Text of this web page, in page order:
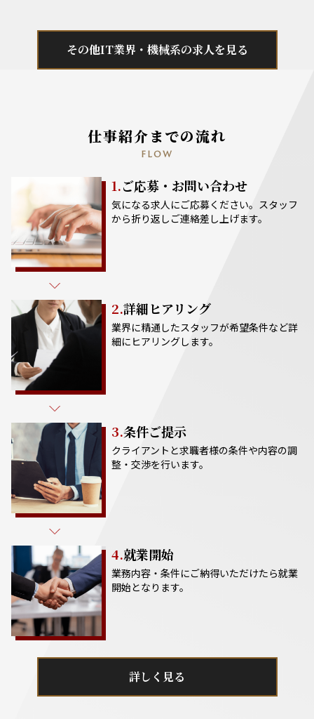
その他IT業界・機械系の求人を見る
仕事紹介までの流れ
FLOW
1.ご応募・お問い合わせ
気になる求人にご応募ください。スタッフ
から折り返しご連絡差し上げます。
2.詳細ヒアリング
業界に精通したスタッフが希望条件など詳
細にヒアリングします。
3.条件ご提示
クライアントと求職者様の条件や内容の調
整・交渉を行います。
4.就業開始
業務内容・条件にご納得いただけたら就業
開始となります。
詳しく見る